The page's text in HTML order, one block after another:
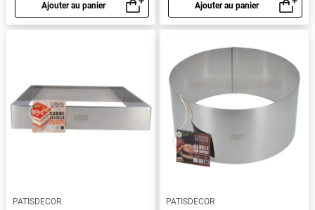
Ajouter au panier
Aperçu rapide
Ajouter au panier
Aperçu rapide
PATISDECOR
PATISDECOR